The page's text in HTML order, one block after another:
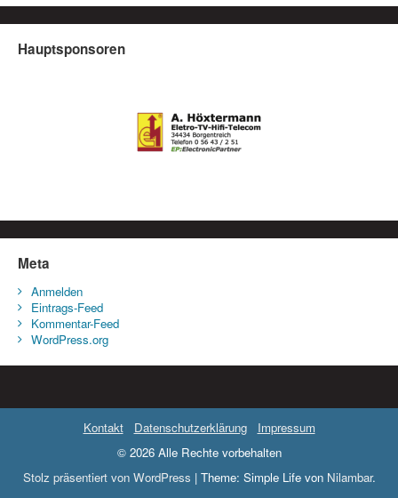
Hauptsponsoren
Meta
Anmelden
Eintrags-Feed
Kommentar-Feed
WordPress.org
Kontakt Datenschutzerklärung
Impressum
© 2026 Alle Rechte vorbehalten
Stolz präsentiert von WordPress | Theme: Simple Life von Nilambar.